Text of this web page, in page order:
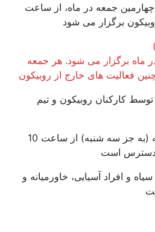
جمعه در ماه، از ساعت
در ماه برگزار می شود. هر جمعه
فعالیت های خارج از روبیکون
تیم باراکا دوشنبه تا جمعه (به جز سه شنبه) از ساعت 10
و افراد آسیایی، خاورمیانه و